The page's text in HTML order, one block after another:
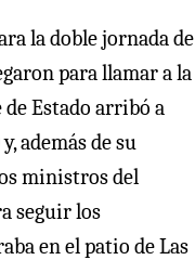
la doble jornada de
para llamar a la
de Estado arribó a
además de su
ministros del
seguir los
en el patio de Las